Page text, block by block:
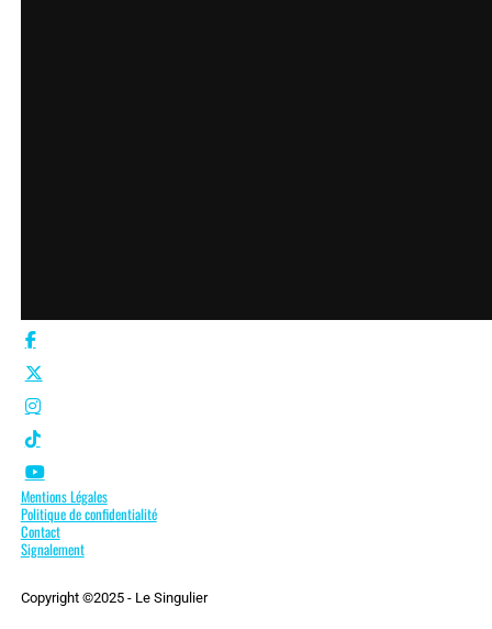
Mentions Légales
Politique de confidentialité
Contact
Signalement
Copyright ©2025 - Le Singulier